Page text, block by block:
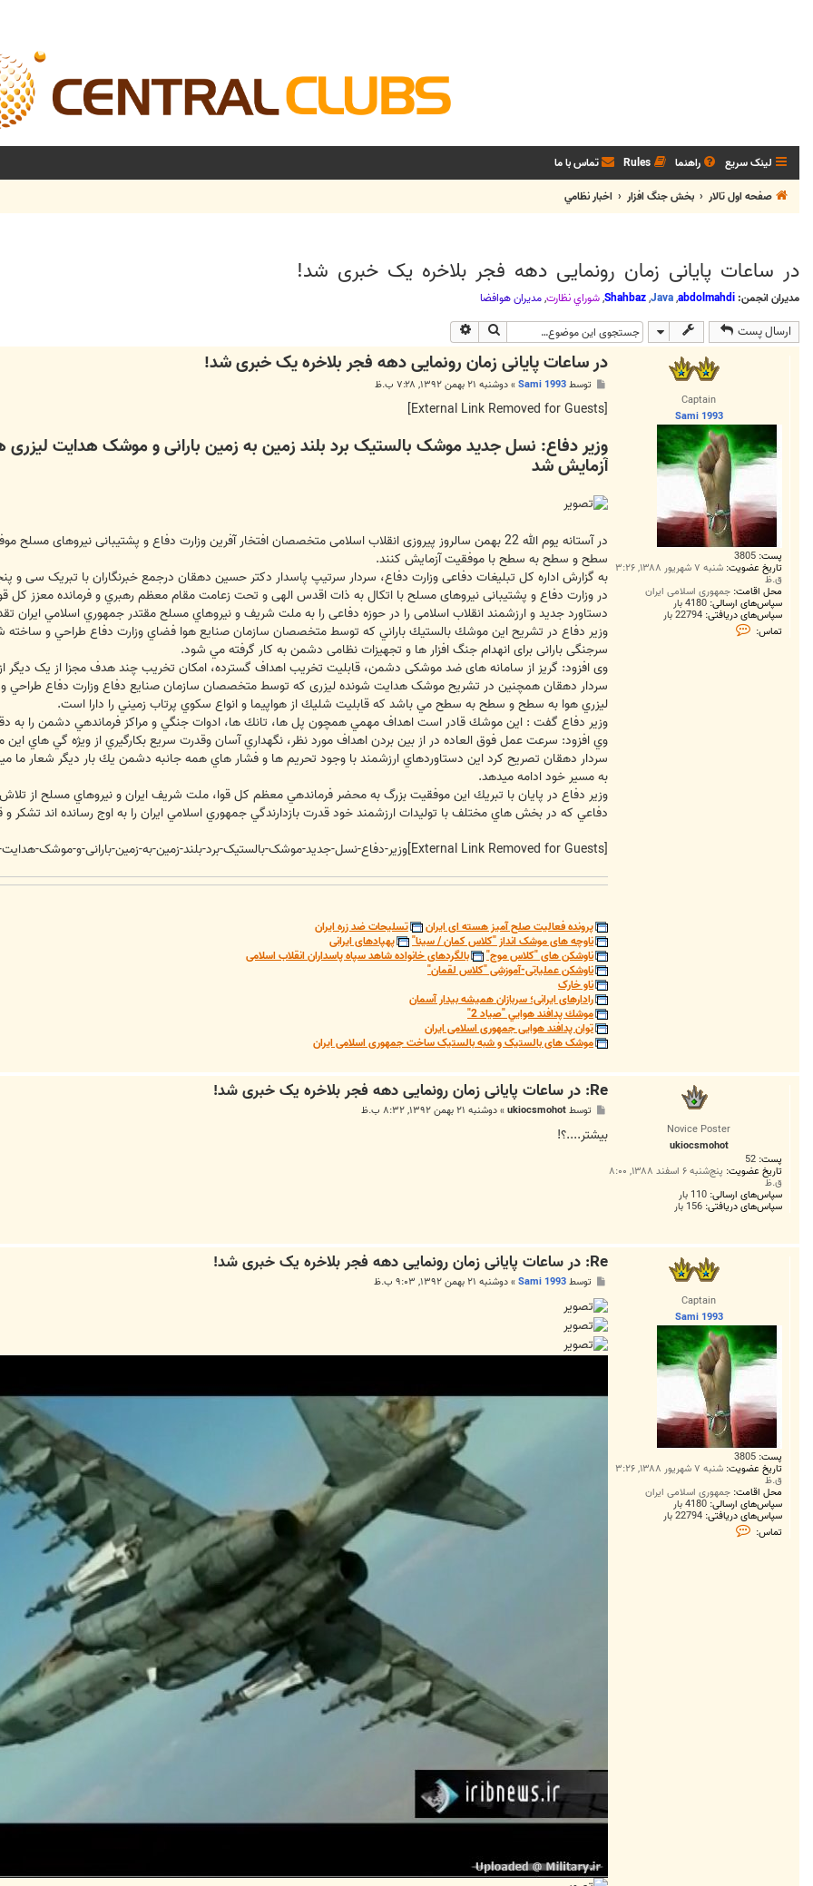
لینک سریع راهنما Rules تماس با ما
صفحه اول تالار
بخش جنگ افزار اخبار نظامي
در ساعات پایانی زمان رونمایی دهه فجر بلاخره یک خبری شد!
مدیران انجمن: abdolmahdi
,
Java
,
Shahbaz
,شوراي نظارت,مديران هوافضا
ارسال پست جستجو
Captain
Sami 1993
پست: 3805
تاریخ عضویت: شنبه ۷ شهریور ۱۳۸۸, ۳:۲۶
ق.ظ
محل اقامت: جمهوری اسلامی ایران
سپاس‌های ارسالی: 4180 بار
سپاس‌های دریافتی: 22794 بار
تماس:
ت
در ساعات پایانی زمان رونمایی دهه فجر بلاخره یک خبری شد!
ت
توسطSami 1993
»دوشنبه ۲۱ بهمن ۱۳۹۲, ۷:۲۸ ب.ظ
[External Link Removed for Guests]
وزیر دفاع: نسل جدید موشک بالستیک برد بلند زمین به زمین بارانی و موشک هدایت
آزمایش شد
در آستانه یوم الله 22 بهمن سالروز پیروزی انقلاب اسلامی متخصصان افتخار آفرین وزارت دفاع و پشتیبانی
سطح و سطح به سطح با موفقیت آزمایش کنند.
به گزارش اداره کل تبلیغات دفاعی وزارت دفاع، سردار سرتیپ پاسدار دکتر حسین دهقان درجمع خبرنگاران با تبریک سی و
در وزارت دفاع و پشتیبانی نیروهای مسلح با اتکال به ذات اقدس الهی و تحت زعامت مقام معظم رهبري و فرمانده معزز كل
دستاورد جدید و ارزشمند انقلاب اسلامی را در حوزه دفاعی را به ملت شريف و نيروهاي مسلح مقتدر جمهوري اسلامي ايران
وزیر دفاع در تشریح این موشك بالستيك باراني كه توسط متخصصان سازمان صنايع هوا فضاي وزارت دفاع طراحي و
سرجنگی بارانی برای انهدام جنگ افزار ها و تجهیزات نظامی دشمن به كار گرفته مي شود.
وی افزود: گریز از سامانه های ضد موشکی دشمن، قابلیت تخریب اهداف گسترده، امکان تخریب چند هدف مجزا از یک دیگر
سردار دهقان همچنین در تشریح موشک هدایت شونده لیزری كه توسط متخصصان سازمان صنايع دفاع وزارت دفاع
ليزري هوا به سطح و سطح به سطح مي باشد كه قابليت شليك از هواپيما و انواع سكوي پرتاب زميني را دارا است.
وزير دفاع گفت : اين موشك قادر است اهداف مهمي همچون پل ها، تانك ها، ادوات جنگي و مراكز فرماندهي دشمن را به
وي افزود: سرعت عمل فوق العاده در از بين بردن اهداف مورد نظر، نگهداري آسان وقدرت سريع بكارگيري از ويژه گي هاي
سردار دهقان تصريح كرد اين دستاوردهاي ارزشمند با وجود تحريم ها و فشار هاي همه جانبه دشمن يك بار ديگر شعار ما
به مسير خود ادامه ميدهد.
وزير دفاع در پايان با تبريك اين موفقيت بزرگ به محضر فرماندهي معظم كل قوا، ملت شريف ايران و نيروهاي مسلح از
دفاعي كه در بخش هاي مختلف با توليدات ارزشمند خود قدرت بازدارندگي جمهوري اسلامي ايران را به اوج رسانده اند تشكر و
[External Link Removed for Guests]
وزیر-دفاع-نسل-جدید-موشک-بالستیک-برد-بلند-زمین-به-زمین-بارانی-و-موشک-
پرونده فعالیت صلح آمیز هسته ای ایران
تسلیحات ضد زره ایران
ناوچه های موشک انداز "کلاس کمان / سینا"
پهپادهای ایرانی
ناوشکن های "کلاس موج"
بالگردهای خانواده شاهد سپاه پاسداران انقلاب اسلامی
ناوشکن عملیاتی-آموزشی "کلاس لقمان"
ناو خارک
رادارهای ایرانی؛ سربازان همیشه بیدار آسمان
موشك پدافند هوايي "صياد 2"
توان پدافند هوایی جمهوری اسلامی ایران
موشک های بالستیک و شبه بالستیک ساخت جمهوری اسلامی ایران
Novice Poster
ukiocsmohot
پست: 52
تاریخ عضویت: پنج‌شنبه ۶ اسفند ۱۳۸۸, ۸:۰۰
ق.ظ
سپاس‌های ارسالی: 110 بار
سپاس‌های دریافتی: 156 بار
Re: در ساعات پایانی زمان رونمایی دهه فجر بلاخره یک خبری شد!
ت
توسطukiocsmohot
»دوشنبه ۲۱ بهمن ۱۳۹۲, ۸:۳۲ ب.ظ
بیشتر....؟!
Captain
Sami 1993
پست: 3805
تاریخ عضویت: شنبه ۷ شهریور ۱۳۸۸, ۳:۲۶
ق.ظ
محل اقامت: جمهوری اسلامی ایران
سپاس‌های ارسالی: 4180 بار
سپاس‌های دریافتی: 22794 بار
تماس:
ت
Re: در ساعات پایانی زمان رونمایی دهه فجر بلاخره یک خبری شد!
ت
توسطSami 1993
»دوشنبه ۲۱ بهمن ۱۳۹۲, ۹:۰۳ ب.ظ